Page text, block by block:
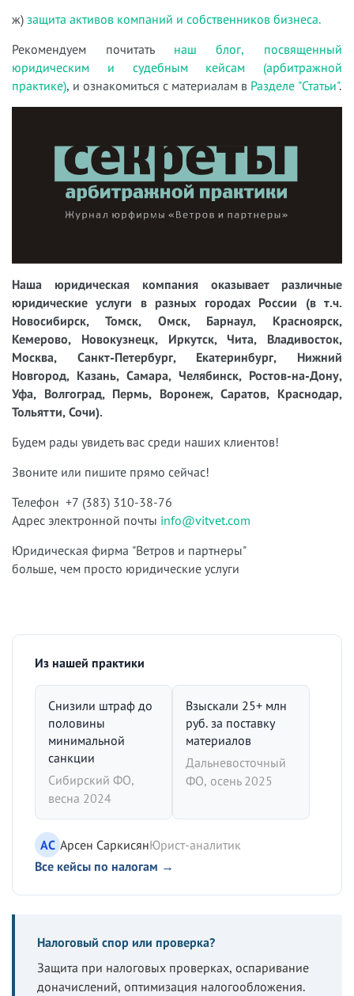
ж) защита активов компаний и собственников бизнеса.
Рекомендуем почитать наш блог, посвященный
юридическим и судебным кейсам (арбитражной
практике), и ознакомиться с материалам в Разделе "Статьи".
Наша юридическая компания оказывает различные
юридические услуги в разных городах России (в т.ч.
Новосибирск, Томск, Омск, Барнаул, Красноярск,
Кемерово, Новокузнецк, Иркутск, Чита, Владивосток,
Москва, Санкт-Петербург, Екатеринбург, Нижний
Новгород, Казань, Самара, Челябинск, Ростов-на-Дону,
Уфа, Волгоград, Пермь, Воронеж, Саратов, Краснодар,
Тольятти, Сочи).
Будем рады увидеть вас среди наших клиентов!
Звоните или пишите прямо сейчас!
Телефон +7 (383) 310-38-76
Адрес электронной почты info@vitvet.com
Юридическая фирма "Ветров и партнеры"
больше, чем просто юридические услуги
Из нашей практики
Снизили штраф до
половины
минимальной
санкции
Сибирский ФО,
весна 2024
Взыскали 25+ млн
руб. за поставку
материалов
Дальневосточный
ФО, осень 2025
АС Арсен СаркисянЮрист-аналитик
Все кейсы по налогам →
Налоговый спор или проверка?
Защита при налоговых проверках, оспаривание
доначислений, оптимизация налогообложения.